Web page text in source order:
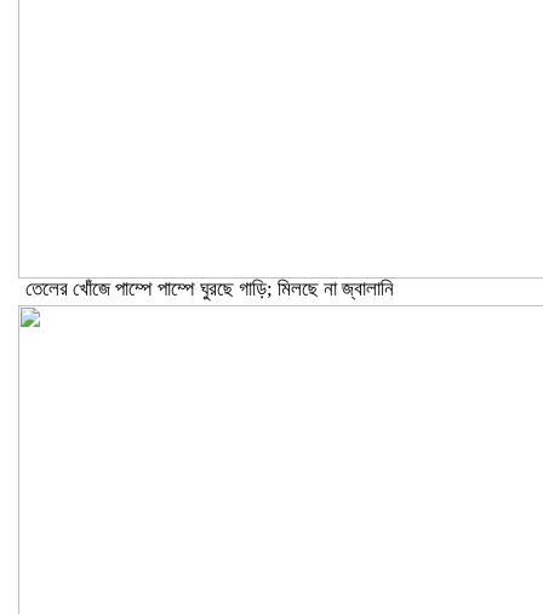
তেলের খোঁজে পাম্পে পাম্পে ঘুরছে গাড়ি; মিলছে না জ্বালানি